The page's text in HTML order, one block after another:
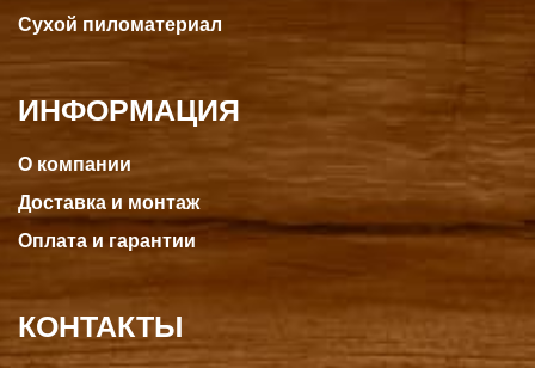
Сухой пиломатериал
ИНФОРМАЦИЯ
О компании
Доставка и монтаж
Оплата и гарантии
КОНТАКТЫ